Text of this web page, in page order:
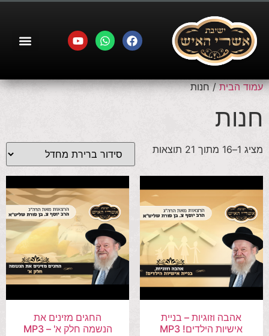
עמוד הבית/ חנות
חנות
מציג 1–16 מתוך 21 תוצאות
אהבה וזוגיות – בניית
אישיות הילדים! MP3
החגים מזינים את
הנשמה חלק א' – MP3